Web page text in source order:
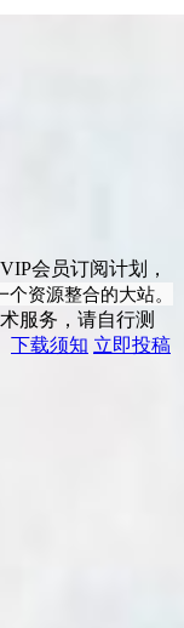
会员订阅计划，
资源整合的大站。
服务，请自行测
下载须知 立即投稿